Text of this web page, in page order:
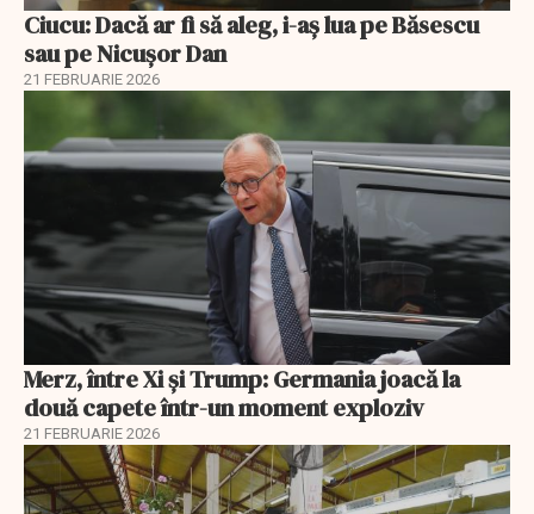
Ciucu: Dacă ar fi să aleg, i-aș lua pe Băsescu
sau pe Nicușor Dan
21 FEBRUARIE 2026
Merz, între Xi și Trump: Germania joacă la
două capete într-un moment exploziv
21 FEBRUARIE 2026